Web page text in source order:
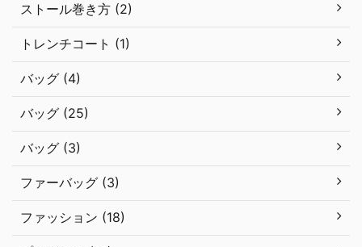
ストール巻き方 (2)
トレンチコート (1)
バッグ (4)
バッグ (25)
バッグ (3)
ファーバッグ (3)
ファッション (18)